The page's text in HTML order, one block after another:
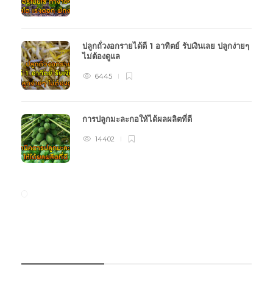
ปลูกถั่วงอกรายได้ดี 1 อาทิตย์ รับเงินเลย ปลูกง่ายๆ
ไม่ต้องดูแล
6445
การปลูกมะละกอให้ได้ผลผลิตที่ดี
14402